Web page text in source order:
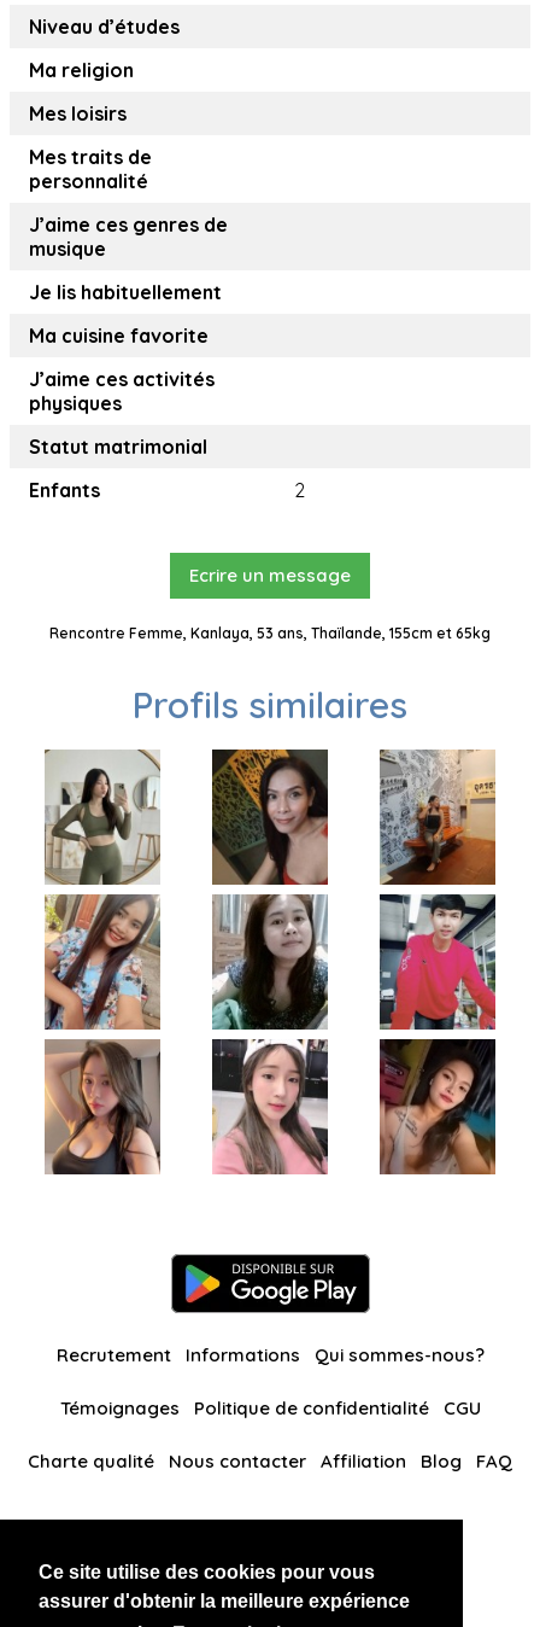
Ce site utilise des cookies pour vous
assurer d'obtenir la meilleure expérience
Niveau d’études
Ma religion
Mes loisirs
Mes traits de
personnalité
J’aime ces genres de
musique
Je lis habituellement
Ma cuisine favorite
J’aime ces activités
physiques
Statut matrimonial
Enfants
2
Ecrire un message
Rencontre Femme, Kanlaya, 53 ans, Thaïlande, 155cm et 65kg
Profils similaires
Recrutement Informations Qui sommes-nous?
Témoignages Politique de confidentialité CGU
Charte qualité Nous contacter Affiliation Blog FAQ
BlackAndBeauties RussianKisses